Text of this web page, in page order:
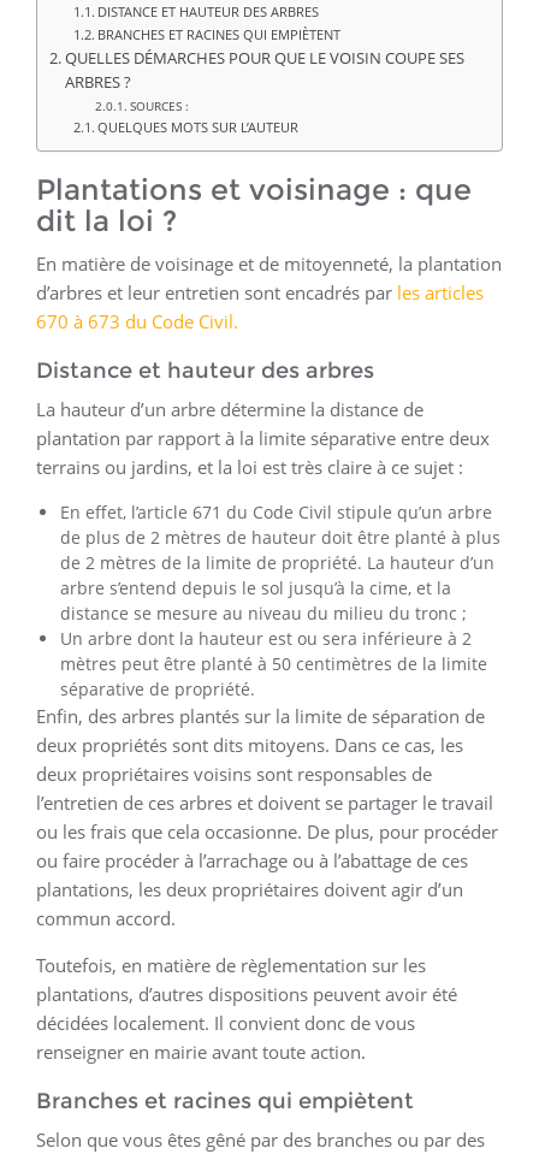
DISTANCE ET HAUTEUR DES ARBRES
BRANCHES ET RACINES QUI EMPIÈTENT
QUELLES DÉMARCHES POUR QUE LE VOISIN COUPE SES
ARBRES ?
SOURCES :
QUELQUES MOTS SUR L’AUTEUR
Plantations et voisinage : que
dit la loi ?
En matière de voisinage et de mitoyenneté, la plantation
d’arbres et leur entretien sont encadrés par les articles
670 à 673 du Code Civil.
Distance et hauteur des arbres
La hauteur d’un arbre détermine la distance de
plantation par rapport à la limite séparative entre deux
terrains ou jardins, et la loi est très claire à ce sujet :
En effet, l’article 671 du Code Civil stipule qu’un arbre
de plus de 2 mètres de hauteur doit être planté à plus
de 2 mètres de la limite de propriété. La hauteur d’un
arbre s’entend depuis le sol jusqu’à la cime, et la
distance se mesure au niveau du milieu du tronc ;
Un arbre dont la hauteur est ou sera inférieure à 2
mètres peut être planté à 50 centimètres de la limite
séparative de propriété.
Enfin, des arbres plantés sur la limite de séparation de
deux propriétés sont dits mitoyens. Dans ce cas, les
deux propriétaires voisins sont responsables de
l’entretien de ces arbres et doivent se partager le travail
ou les frais que cela occasionne. De plus, pour procéder
ou faire procéder à l’arrachage ou à l’abattage de ces
plantations, les deux propriétaires doivent agir d’un
commun accord.
Toutefois, en matière de règlementation sur les
plantations, d’autres dispositions peuvent avoir été
décidées localement. Il convient donc de vous
renseigner en mairie avant toute action.
Branches et racines qui empiètent
Selon que vous êtes gêné par des branches ou par des